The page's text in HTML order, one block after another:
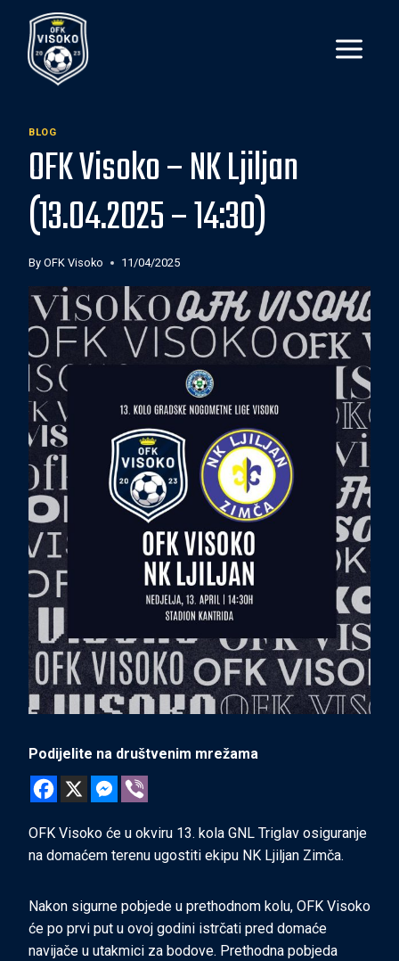
content
BLOG
OFK Visoko – NK Ljiljan
(13.04.2025 – 14:30)
By OFK Visoko 11/04/2025
Podijelite na društvenim mrežama
OFK Visoko će u okviru 13. kola GNL Triglav osiguranje
na domaćem terenu ugostiti ekipu NK Ljiljan Zimča.
Nakon sigurne pobjede u prethodnom kolu, OFK Visoko
će po prvi put u ovoj godini istrčati pred domaće
navijače u utakmici za bodove. Prethodna pobjeda